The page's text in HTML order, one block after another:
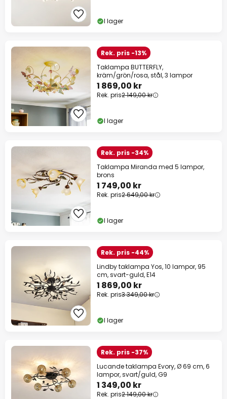
I lager
Rek. pris -13%
Taklampa BUTTERFLY,
kräm/grön/rosa, stål, 3 lampor
1 869,00 kr
Rek. pris2 149,00 kr
I lager
Rek. pris -34%
Taklampa Miranda med 5 lampor,
brons
1 749,00 kr
Rek. pris2 649,00 kr
I lager
Rek. pris -44%
Lindby taklampa Yos, 10 lampor, 95
cm, svart-guld, E14
1 869,00 kr
Rek. pris3 349,00 kr
I lager
Rek. pris -37%
Lucande taklampa Evory, Ø 69 cm, 6
lampor, svart/guld, G9
1 349,00 kr
Rek. pris2 149,00 kr